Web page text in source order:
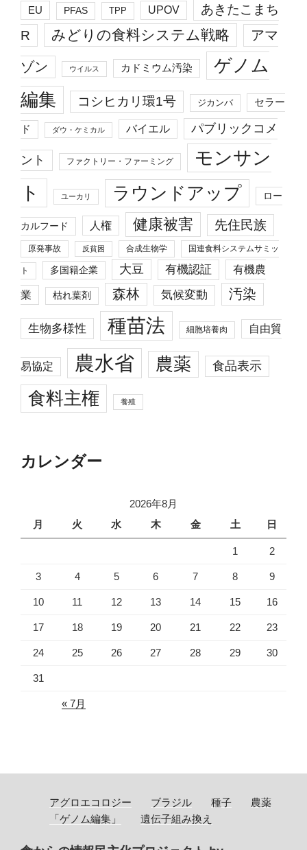
EU PFAS TPP UPOV
あきたこまち
R
みどりの食料システム戦略 アマ
ゾン ウイルス カドミウム汚染
ゲノム
編集
コシヒカリ環1号 ジカンバ セラー
ド ダウ・ケミカル バイエル パブリックコメ
ント ファクトリー・ファーミング
モンサン
ト
ユーカリ ラウンドアップ ロー
カルフード 人権 健康被害 先住民族
原発事故 反貧困 合成生物学 国連食料システムサミッ
ト 多国籍企業 大豆 有機認証 有機農
業 枯れ葉剤 森林 気候変動 汚染
生物多様性 種苗法 細胞培養肉 自由貿
易協定 農水省 農薬 食品表示
食料主権 養殖
カレンダー
2026年8月
月
火 水 木 金 土 日
1 2
3 4 5 6 7 8 9
10 11 12 13 14 15 16
17 18 19 20 21 22 23
24 25 26 27 28 29 30
31
« 7月
アグロエコロジー ブラジル 種子
農薬
「ゲノム編集」
遺伝子組み換え